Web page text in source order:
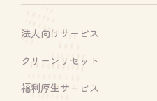
法人向けサービス
クリーンリセット
福利厚生サービス